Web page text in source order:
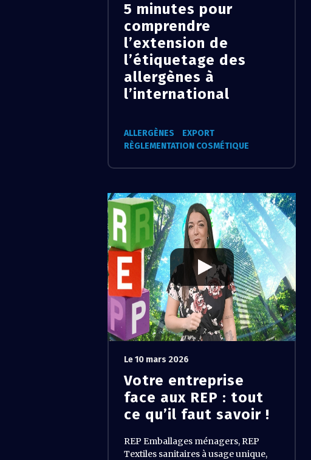
5 minutes pour
comprendre
l’extension de
l’étiquetage des
allergènes à
l’international
ALLERGÈNES
EXPORT
RÈGLEMENTATION COSMÉTIQUE
Le 10 mars 2026
Votre entreprise
face aux REP : tout
ce qu’il faut savoir !
REP Emballages ménagers, REP
Textiles sanitaires à usage unique,